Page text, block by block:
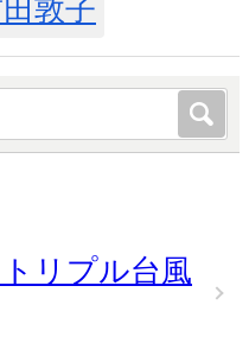
敦子
リプル台風